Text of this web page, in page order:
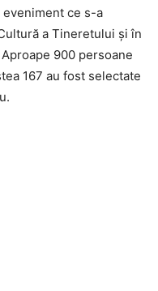
ce s-a
a Tineretului și în
900 persoane
167 au fost selectate